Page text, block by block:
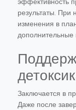
результаты. При
изменения в
дополнительные
Заключается в
Даже после